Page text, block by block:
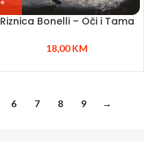
Riznica Bonelli – Oči i Tama
18,00KM
6 7 8 9 →